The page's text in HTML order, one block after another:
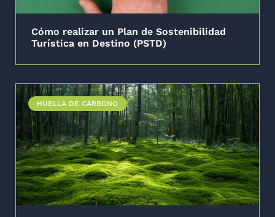
Cómo realizar un Plan de Sostenibilidad
Turística en Destino (PSTD)
HUELLA DE CARBONO